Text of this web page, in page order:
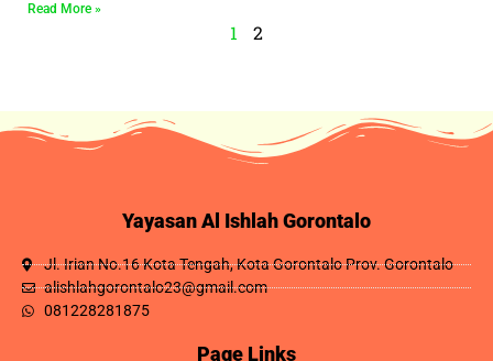
Read More »
1 2
Yayasan Al Ishlah Gorontalo
Jl. Irian No.16 Kota Tengah, Kota Gorontalo Prov. Gorontalo
alishlahgorontalo23@gmail.com
081228281875
Page Links